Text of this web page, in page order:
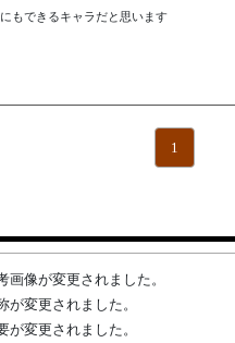
もできるキャラだと思います
1
像が変更されました。
変更されました。
変更されました。